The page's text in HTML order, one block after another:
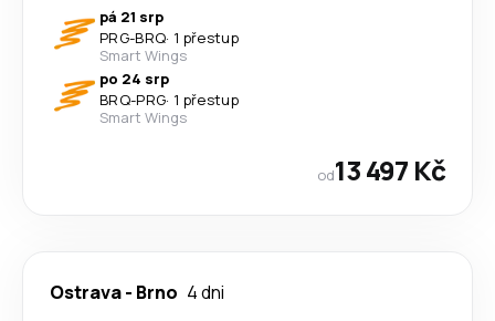
pá 21 srp
PRG-BRQ· 1 přestup
Smart Wings
po 24 srp
BRQ-PRG· 1 přestup
Smart Wings
od13 497 Kč
Ostrava- Brno 4 dni